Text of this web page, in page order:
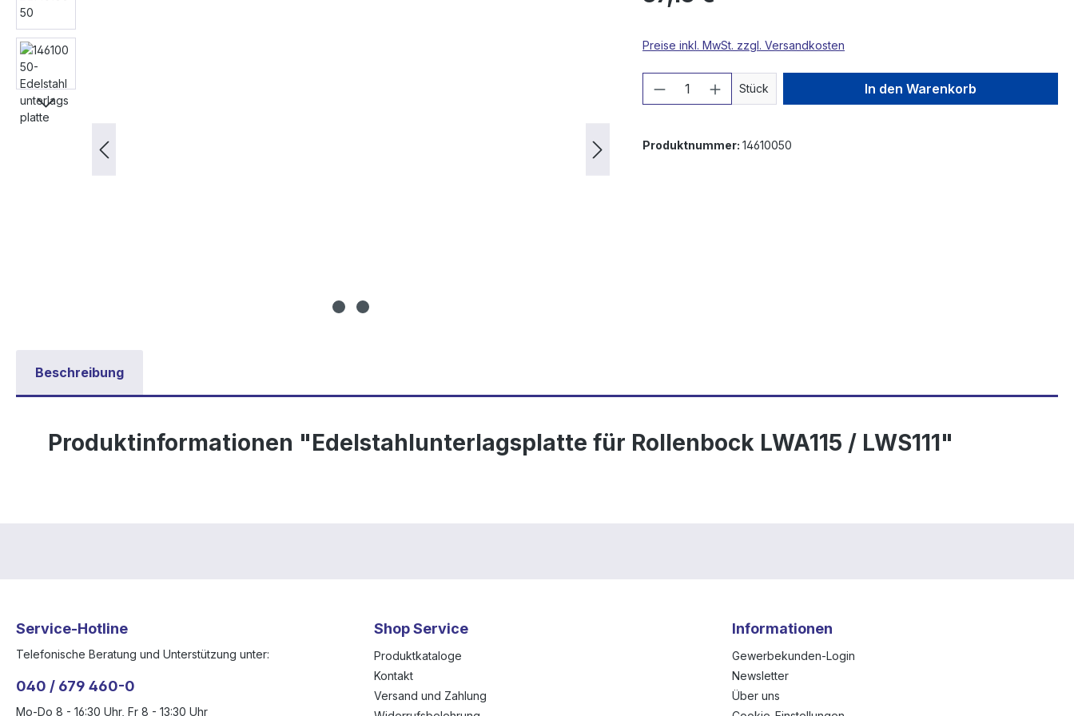
Preise inkl. MwSt. zzgl. Versandkosten
Produkt Anzahl: Gib den gewünschten Wert
Stück In den Warenkorb
Produktnummer: 14610050
Beschreibung
Produktinformationen "Edelstahlunterlagsplatte für Rollenbock LWA115 / LWS111"
Service-Hotline
Telefonische Beratung und Unterstützung unter:
040 / 679 460-0
Mo-Do 8 - 16:30 Uhr, Fr 8 - 13:30 Uhr
Shop Service
Produktkataloge
Kontakt
Versand und Zahlung
Informationen
Gewerbekunden-Login
Newsletter
Über uns